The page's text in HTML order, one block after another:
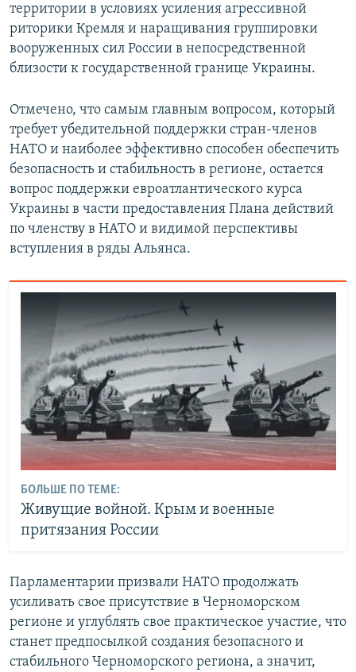
территории в условиях усиления агрессивной
риторики Кремля и наращивания группировки
вооруженных сил России в непосредственной
близости к государственной границе Украины.
Отмечено, что самым главным вопросом, который
требует убедительной поддержки стран-членов
НАТО и наиболее эффективно способен обеспечить
безопасность и стабильность в регионе, остается
вопрос поддержки евроатлантического курса
Украины в части предоставления Плана действий
по членству в НАТО и видимой перспективы
вступления в ряды Альянса.
БОЛЬШЕ ПО ТЕМЕ:
Живущие войной. Крым и военные
притязания России
Парламентарии призвали НАТО продолжать
усиливать свое присутствие в Черноморском
регионе и углублять свое практическое участие, что
станет предпосылкой создания безопасного и
стабильного Черноморского региона, а значит,